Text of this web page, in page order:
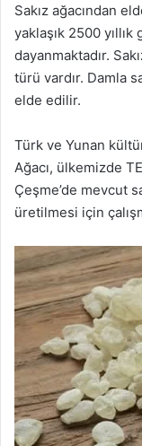
Sakız ağacından
yaklaşık 2500
dayanmaktadır.
türü vardır. Damla
elde edilir.
Türk ve Yunan
Ağacı, ülkemizde
Çeşme’de mevcut
üretilmesi için